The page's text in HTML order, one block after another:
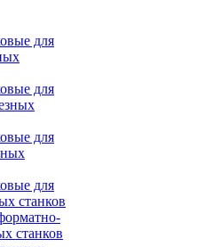
для
для
для
для
станков
станков